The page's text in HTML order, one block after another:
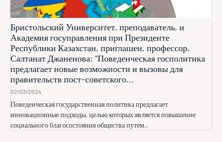
Бристольский Университет, преподаватель, и
Академия госуправления при Президенте
Республики Казахстан, приглашен. профессор,
Салтанат Джаненова: “Поведенческая госполитика
предлагает новые возможности и вызовы для
правительств пост-советского...
02/03/2024
Поведенческая государственная политика предлагает
инновационные подходы, целью которых является повышение
социального благосостояния общества путем...